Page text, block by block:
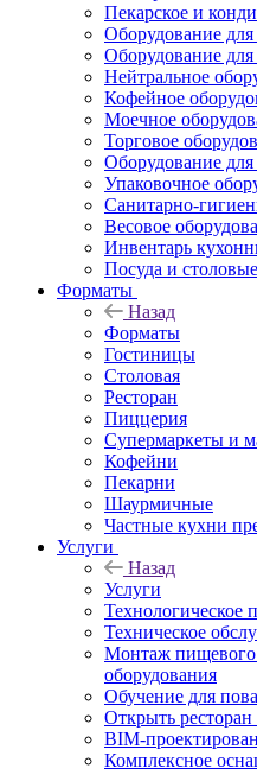
Пекарское и
Оборудование для
Оборудование
Нейтральное
Кофейное
Моечное
Торговое
Оборудование
Упаковочное
Санитарно-
Весовое
Инвентарь
Посуда и
Форматы
Назад
Форматы
Гостиницы
Столовая
Ресторан
Пиццерия
Супермаркеты и
Кофейни
Пекарни
Шаурмичные
Частные кухни
Услуги
Назад
Услуги
Технологическое
Техническое
Монтаж пищевого
оборудования
Обучение для
Открыть
BIM-
Комплексное